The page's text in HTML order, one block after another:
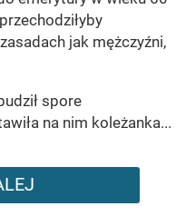
przechodziłyby
jak mężczyźni,
spore
na nim koleżanka...